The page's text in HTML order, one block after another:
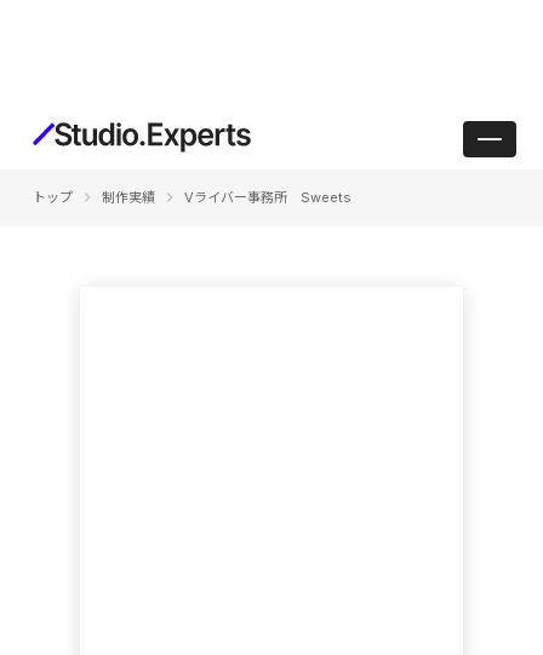
トップ keyboard_arrow_right 制作実績 keyboard_arrow_right Vライバー事務所 Sweets